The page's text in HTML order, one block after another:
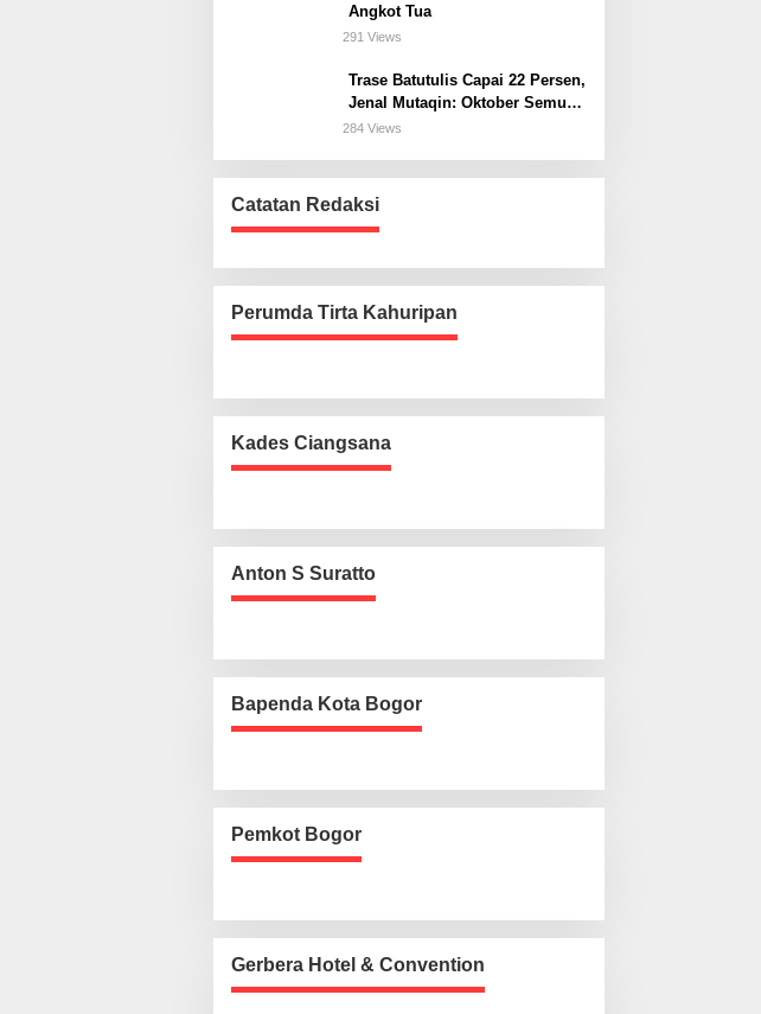
Angkot Tua
291 Views
Trase Batutulis Capai 22 Persen,
Jenal Mutaqin: Oktober Semua
Harus Beres
284 Views
Catatan Redaksi
Perumda Tirta Kahuripan
Kades Ciangsana
Anton S Suratto
Bapenda Kota Bogor
Pemkot Bogor
Gerbera Hotel & Convention